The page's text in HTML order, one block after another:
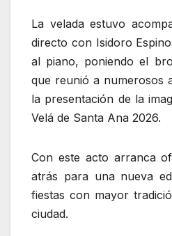
La velada estuvo
directo con Isidoro
al piano, poniendo el
que reunió a numerosos
la presentación de la
Velá de Santa Ana 2026.
Con este acto arranca
atrás para una nueva
fiestas con mayor
ciudad.